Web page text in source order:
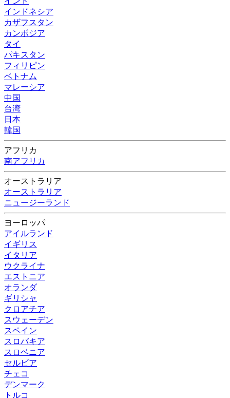
インドネシア
カザフスタン
カンボジア
タイ
パキスタン
フィリピン
ベトナム
マレーシア
中国
台湾
日本
韓国
アフリカ
南アフリカ
オーストラリア
オーストラリア
ニュージーランド
ヨーロッパ
アイルランド
イギリス
イタリア
ウクライナ
エストニア
オランダ
ギリシャ
クロアチア
スウェーデン
スペイン
スロバキア
スロベニア
セルビア
チェコ
デンマーク
トルコ